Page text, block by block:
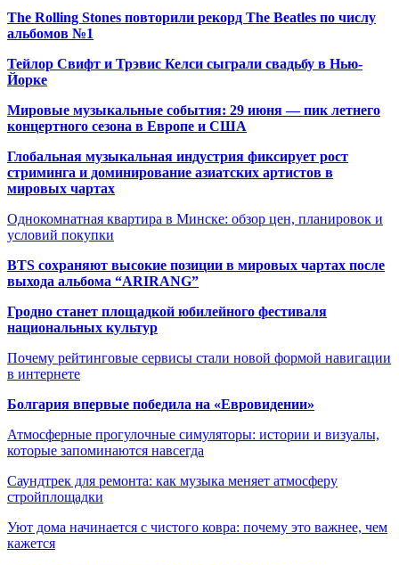
The Rolling Stones повторили рекорд The Beatles по числу
альбомов №1
Тейлор Свифт и Трэвис Келси сыграли свадьбу в Нью-
Йорке
Мировые музыкальные события: 29 июня — пик летнего
концертного сезона в Европе и США
Глобальная музыкальная индустрия фиксирует рост
стриминга и доминирование азиатских артистов в
мировых чартах
Однокомнатная квартира в Минске: обзор цен, планировок и
условий покупки
BTS сохраняют высокие позиции в мировых чартах после
выхода альбома “ARIRANG”
Гродно станет площадкой юбилейного фестиваля
национальных культур
Почему рейтинговые сервисы стали новой формой навигации
в интернете
Болгария впервые победила на «Евровидении»
Атмосферные прогулочные симуляторы: истории и визуалы,
которые запоминаются навсегда
Саундтрек для ремонта: как музыка меняет атмосферу
стройплощадки
Уют дома начинается с чистого ковра: почему это важнее, чем
кажется